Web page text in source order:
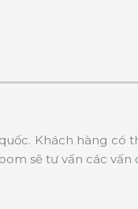
Khách hàng có
sẽ tư vấn các